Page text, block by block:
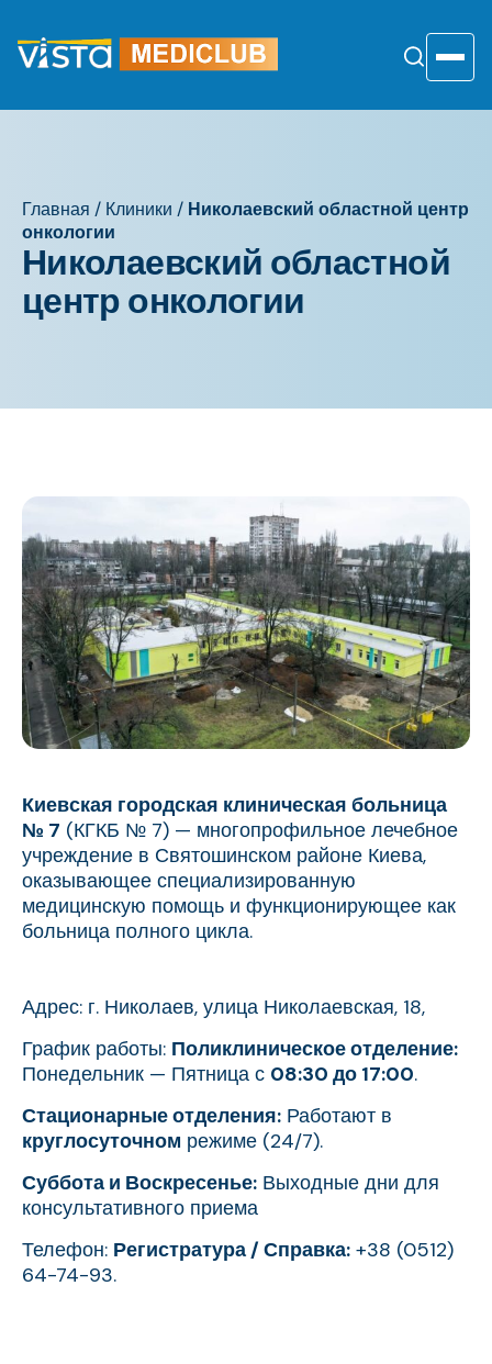
содержанию
Главная / Клиники / Николаевский областной центр
онкологии
Николаевский областной
центр онкологии
Киевская городская клиническая больница
№ 7 (КГКБ № 7) — многопрофильное лечебное
учреждение в Святошинском районе Киева,
оказывающее специализированную
медицинскую помощь и функционирующее как
больница полного цикла.
Адрес: г. Николаев, улица Николаевская, 18,
График работы: Поликлиническое отделение:
Понедельник — Пятница с 08:30 до 17:00.
Стационарные отделения: Работают в
круглосуточном режиме (24/7).
Суббота и Воскресенье: Выходные дни для
консультативного приема
Телефон: Регистратура / Справка: +38 (0512)
64-74-93.